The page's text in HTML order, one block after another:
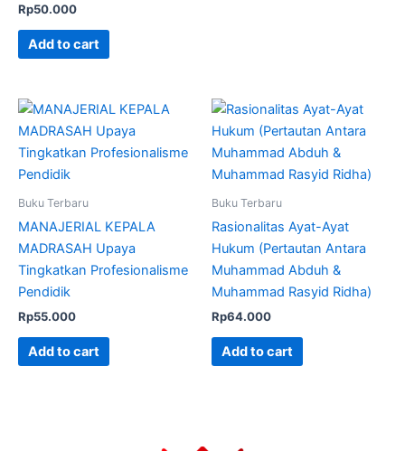
Rp50.000
Add to cart
Buku Terbaru
MANAJERIAL KEPALA
MADRASAH Upaya
Tingkatkan Profesionalisme
Pendidik
Rp55.000
Add to cart
Buku Terbaru
Rasionalitas Ayat-Ayat
Hukum (Pertautan Antara
Muhammad Abduh &
Muhammad Rasyid Ridha)
Rp64.000
Add to cart